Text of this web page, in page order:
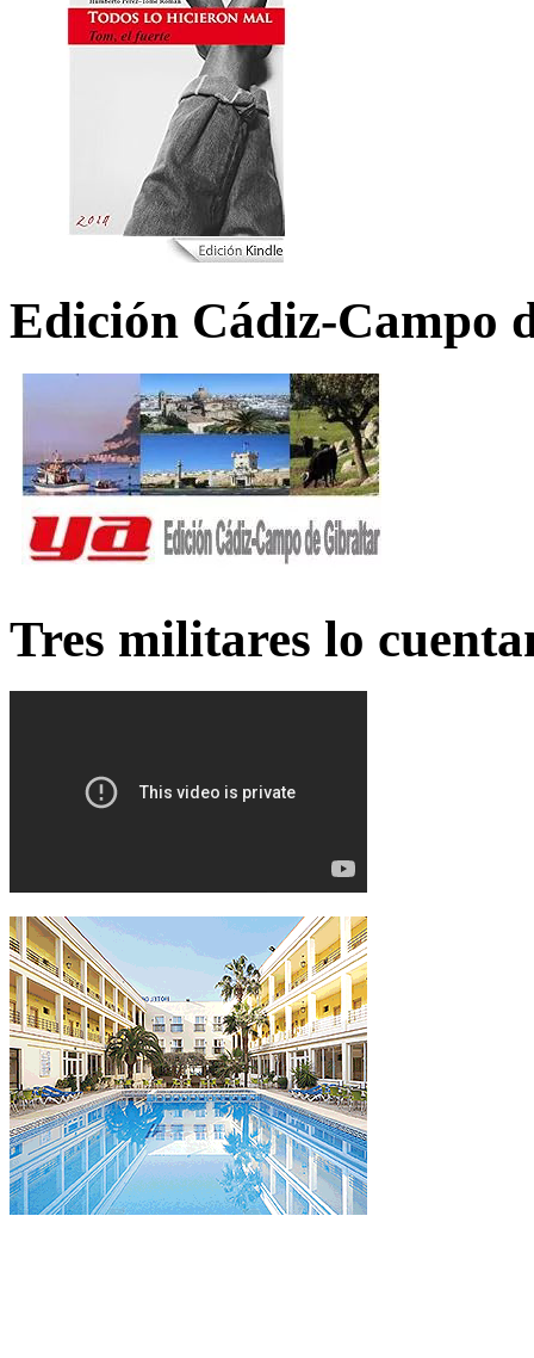
Edición Cádiz-Campo
Tres militares lo